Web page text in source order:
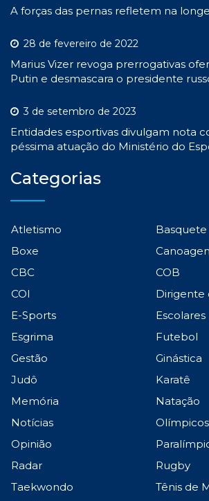
A forças das pernas refletem na
28 de fevereiro de 2022
Marius Vizer revoga prerrogativas
Putin e desmascara o presidente
3 de setembro de 2023
Entidades esportivas divulgam nota
péssima atuação do Ministério do
Categorias
Atletismo
Basquete
Boxe
CBC
COB
COI
Dirigente
E-Sports
Escolares
Esgrima
Futebol
Gestão
Ginástica
Judô
Karatê
Memória
Natação
Notícias
Olímpicos
Opinião
Radar
Rugby
Taekwondo
Tênis de